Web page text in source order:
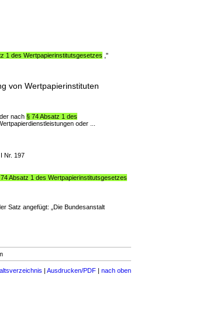
1 des Wertpapierinstitutsgesetzes ,"
von Wertpapierinstituten
nach § 74 Absatz 1 des
oder ...
Nr. 197
Absatz 1 des Wertpapierinstitutsgesetzes
Satz angefügt: „Die Bundesanstalt
| Ausdrucken/PDF | nach oben